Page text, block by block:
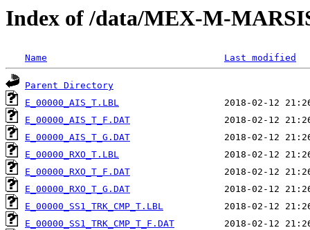
Index of /data/MEX-M-
Name Last modified
Parent Directory
E_00000_AIS_T.LBL
E_00000_AIS_T_F.DAT
E_00000_AIS_T_G.DAT
E_00000_RXO_T.LBL
E_00000_RXO_T_F.DAT
E_00000_RXO_T_G.DAT
E_00000_SS1_TRK_CMP_T.LBL
E_00000_SS1_TRK_CMP_T_F.DAT